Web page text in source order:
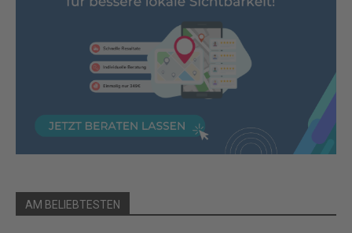
AM BELIEBTESTEN